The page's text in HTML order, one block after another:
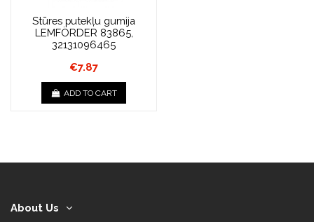
Stūres putekļu gumija
LEMFÖRDER 83865,
32131096465
€7.87
ADD TO CART
About Us